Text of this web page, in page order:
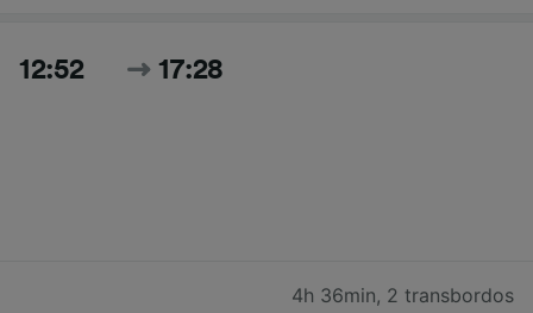
12:52 17:28
4h 36min, 2 transbordos